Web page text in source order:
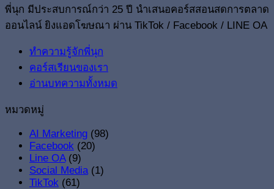
พี่นุก มีประสบการณ์กว่า 25 ปี นำเสนอคอร์สสอนสดการตลาด
ออนไลน์ ยิงแอดโฆษณา ผ่าน TikTok / Facebook / LINE OA
ทำความรู้จักพี่นุก
คอร์สเรียนของเรา
อ่านบทความทั้งหมด
หมวดหมู่
AI Marketing (98)
Facebook (20)
Line OA(9)
Social Media (1)
TikTok (61)